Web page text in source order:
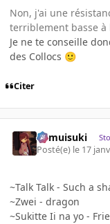
Non, j'ai une
terriblement basse à
Je ne te conseille
des Collocs 🙂
Citer
kamuisuki
Posté(e) le 17
~Talk Talk - Such a
~Zwei - dragon
~Sukitte Ii na yo -